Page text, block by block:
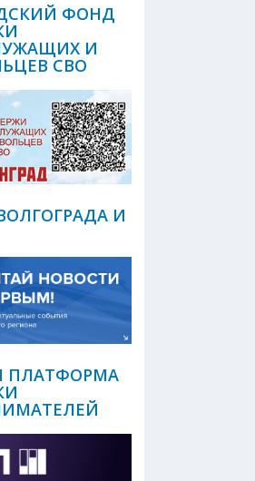
ФОНД
И
СВО
И
ПЛАТФОРМА